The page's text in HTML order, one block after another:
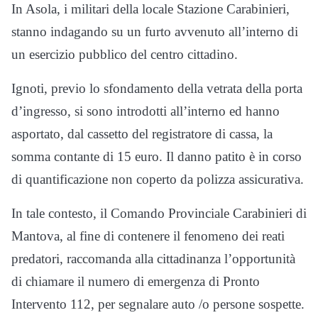
In Asola, i militari della locale Stazione Carabinieri,
stanno indagando su un furto avvenuto all’interno di
un esercizio pubblico del centro cittadino.
Ignoti, previo lo sfondamento della vetrata della porta
d’ingresso, si sono introdotti all’interno ed hanno
asportato, dal cassetto del registratore di cassa, la
somma contante di 15 euro. Il danno patito è in corso
di quantificazione non coperto da polizza assicurativa.
In tale contesto, il Comando Provinciale Carabinieri di
Mantova, al fine di contenere il fenomeno dei reati
predatori, raccomanda alla cittadinanza l’opportunità
di chiamare il numero di emergenza di Pronto
Intervento 112, per segnalare auto /o persone sospette.